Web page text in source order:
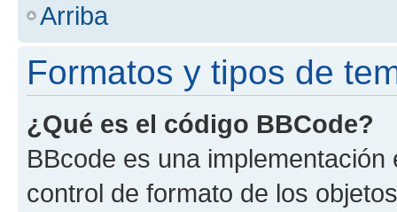
Arriba
Formatos y tipos de
¿Qué es el código BBCode?
BBcode es una
control de formato de los